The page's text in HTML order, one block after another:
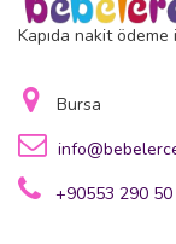
Kapıda nakit ödeme
Bursa
+90553 290